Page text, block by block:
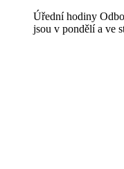
Úřední hodiny
jsou v pondělí a ve